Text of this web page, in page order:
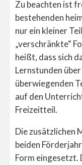
Zu beachten ist
bestehenden
nur ein kleiner
„verschränkte“
heißt, dass sich
Lernstunden
überwiegenden
auf den
Freizeitteil.
Die zusätzlichen
beiden
Form eingesetzt.